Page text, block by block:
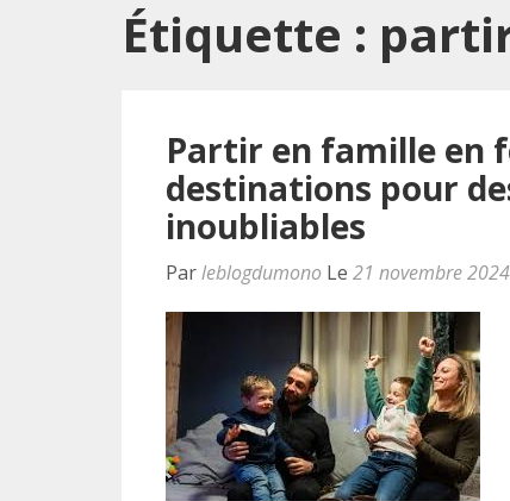
Étiquette :
Partir en famille en
destinations pour
inoubliables
Parleblogdumono Le 21 novembre 2024